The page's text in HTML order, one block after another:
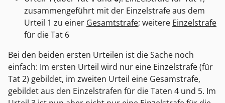
zusammengeführt mit der Einzelstrafe aus dem
Urteil 1 zu einer Gesamtstrafe; weitere Einzelstrafe
für die Tat 6
Bei den beiden ersten Urteilen ist die Sache noch
einfach: Im ersten Urteil wird nur eine Einzelstrafe (für
Tat 2) gebildet, im zweiten Urteil eine Gesamstrafe,
gebildet aus den Einzelstrafen für die Taten 4 und 5. Im